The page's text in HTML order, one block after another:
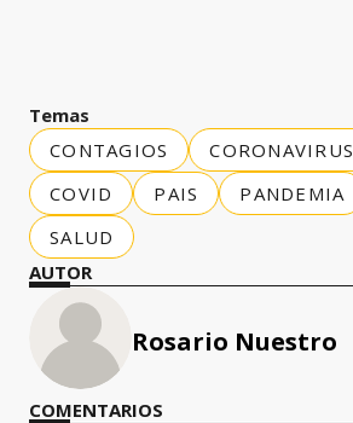
Temas
CONTAGIOS
CORONAVIRUS
COVID
PAIS PANDEMIA
SALUD
AUTOR
Rosario Nuestro
COMENTARIOS